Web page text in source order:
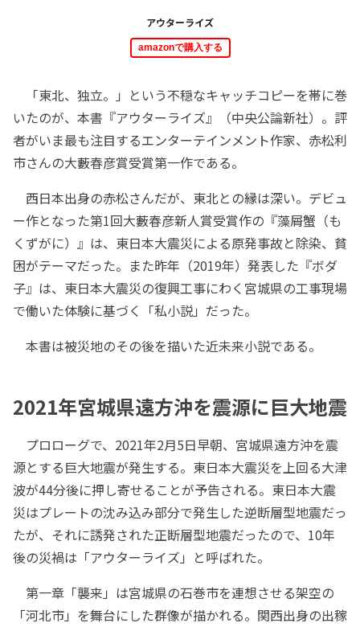
アウターライズ
amazonで購入する
「東北、独立。」という不穏なキャッチコピーを帯に巻
いたのが、本書『アウターライズ』（中央公論新社）。評
者がいま最も注目するエンターテインメント作家、赤松利
市さんの大藪春彦賞受賞第一作である。
西日本出身の赤松さんだが、東北との縁は深い。デビュ
ー作となった第1回大藪春彦新人賞受賞作の『藻屑蟹（も
くずがに）』は、東日本大震災による原発事故と除染、貧
困がテーマだった。また昨年（2019年）発表した『ボダ
子』は、東日本大震災の復興工事にわく宮城県の工事現場
で働いた体験に基づく「私小説」だった。
本書は被災地のその後を描いた近未来小説である。
2021年宮城県遠方沖を震源に巨大地震
プロローグで、2021年2月5日早朝、宮城県遠方沖を震
源とする巨大地震が発生する。東日本大震災を上回る大津
波が44分後に押し寄せることが予告される。東日本大震
災はプレートの沈み込み部分で発生した逆断層型地震だっ
たが、それに誘発された正断層型地震だったので、10年
後の災禍は「アウターライズ」と呼ばれた。
第一章「襲来」は宮城県の石巻市を連想させる架空の
「河北市」を舞台にした群像が描かれる。関西出身の出稼